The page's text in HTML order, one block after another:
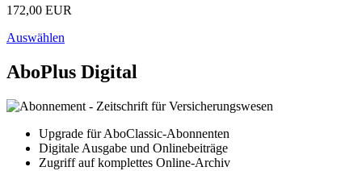
172,00 EUR
Auswählen
AboPlus Digital
Upgrade für AboClassic-Abonnenten
Digitale Ausgabe und Onlinebeiträge
Zugriff auf komplettes Online-Archiv